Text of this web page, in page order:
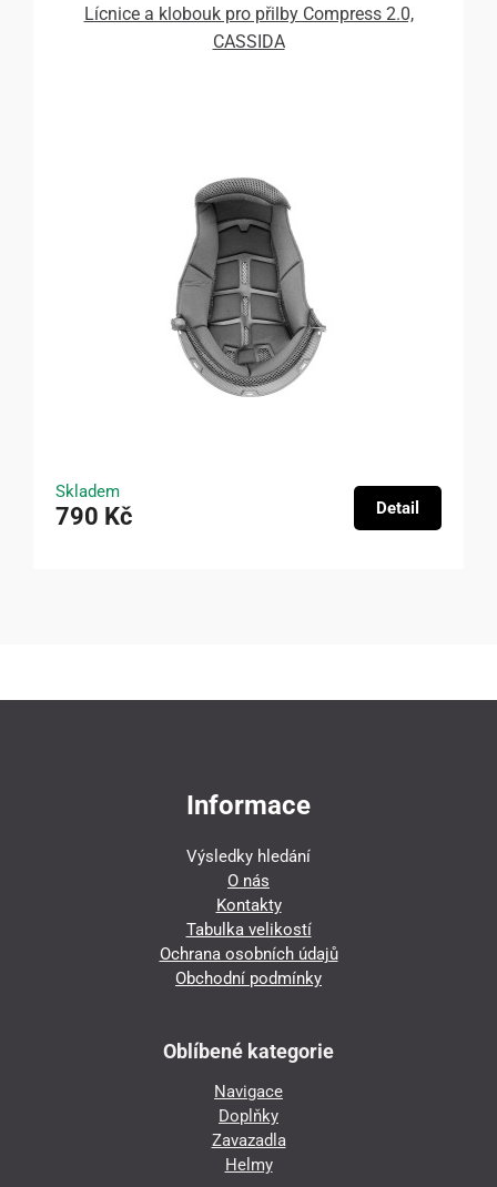
Lícnice a klobouk pro přilby Compress 2.0,
CASSIDA
Skladem
790 Kč Detail
Informace
Výsledky hledání
O nás
Kontakty
Tabulka velikostí
Ochrana osobních údajů
Obchodní podmínky
Oblíbené kategorie
Navigace
Doplňky
Zavazadla
Helmy